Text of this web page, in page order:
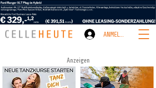
ANMELDEN
Anzeigen